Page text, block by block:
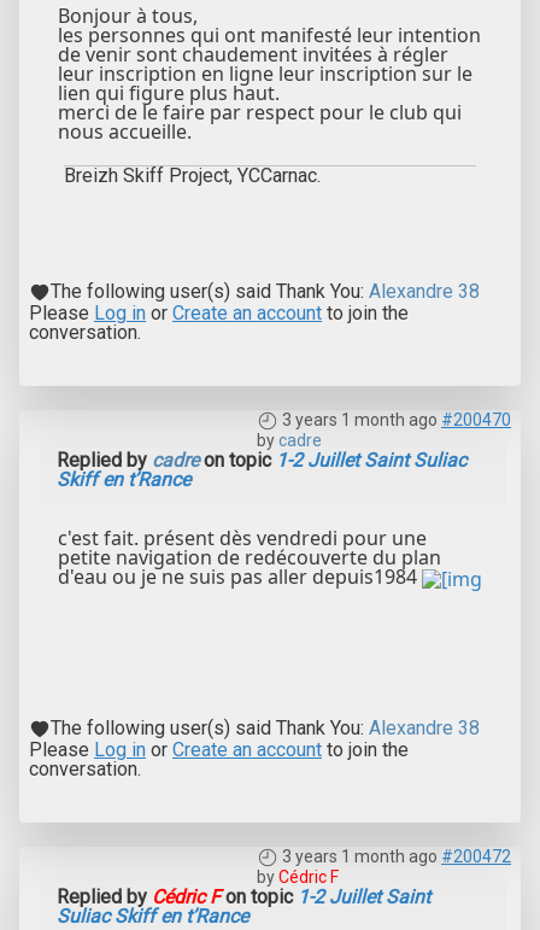
Bonjour à tous,
les personnes qui ont manifesté leur intention
de venir sont chaudement invitées à régler
leur inscription en ligne leur inscription sur le
lien qui figure plus haut.
merci de le faire par respect pour le club qui
nous accueille.
Breizh Skiff Project, YCCarnac.
The following user(s) said Thank You: Alexandre 38
Please Log in or Create an account to join the
conversation.
3 years 1 month ago #200470
bycadre
Replied by cadreon topic 1-2 Juillet Saint Suliac
Skiff en t’Rance
c'est fait. présent dès vendredi pour une
petite navigation de redécouverte du plan
d'eau ou je ne suis pas aller depuis1984
The following user(s) said Thank You: Alexandre 38
Please Log in or Create an account to join the
conversation.
3 years 1 month ago #200472
byCédric F
Replied by Cédric Fon topic 1-2 Juillet Saint
Suliac Skiff en t’Rance